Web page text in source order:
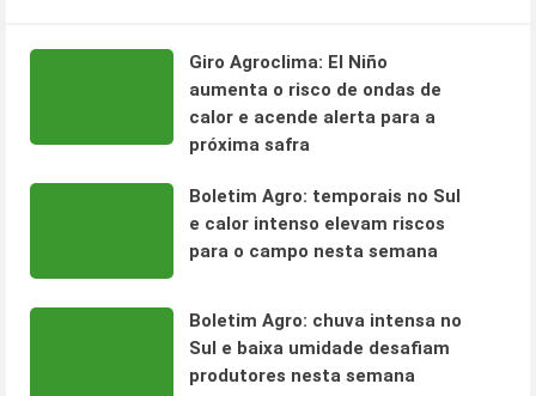
Giro Agroclima: El Niño
aumenta o risco de ondas de
calor e acende alerta para a
próxima safra
Boletim Agro: temporais no Sul
e calor intenso elevam riscos
para o campo nesta semana
Boletim Agro: chuva intensa no
Sul e baixa umidade desafiam
produtores nesta semana